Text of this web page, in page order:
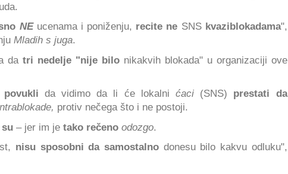
NEucenama i poniženju, recite ne SNS kvaziblokadama",
Mladih s juga.
da tri nedelje "nije bilonikakvih blokada" u organizaciji ove
povukli da vidimo da li će lokalnićaci (SNS) prestati da
protiv nečega što i ne postoji.
– jer im je tako rečeno odozgo.
nisu sposobni da samostalno donesu bilo kakvu odluku",